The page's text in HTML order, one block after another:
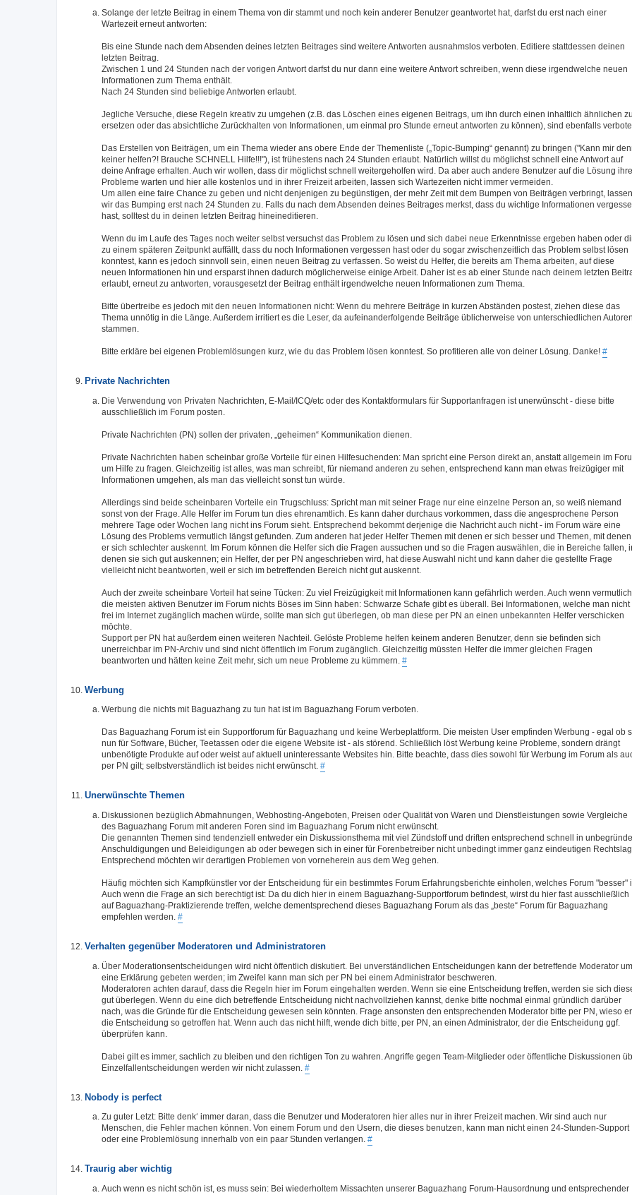
Solange der letzte Beitrag in einem Thema von dir stammt und noch kein anderer Benutzer geantwortet hat, darfst du erst nach einer
Wartezeit erneut antworten:
Bis eine Stunde nach dem Absenden deines letzten Beitrages sind weitere Antworten ausnahmslos verboten. Editiere stattdessen deinen
letzten Beitrag.
Zwischen 1 und 24 Stunden nach der vorigen Antwort darfst du nur dann eine weitere Antwort schreiben, wenn diese irgendwelche neuen
Informationen zum Thema enthält.
Nach 24 Stunden sind beliebige Antworten erlaubt.
Jegliche Versuche, diese Regeln kreativ zu umgehen (z.B. das Löschen eines eigenen Beitrags, um ihn durch einen inhaltlich ähnlichen zu
ersetzen oder das absichtliche Zurückhalten von Informationen, um einmal pro Stunde erneut antworten zu können), sind ebenfalls
Das Erstellen von Beiträgen, um ein Thema wieder ans obere Ende der Themenliste („Topic-Bumping“ genannt) zu bringen ("Kann mir
keiner helfen?! Brauche SCHNELL Hilfe!!!"), ist frühestens nach 24 Stunden erlaubt. Natürlich willst du möglichst schnell eine Antwort auf
deine Anfrage erhalten. Auch wir wollen, dass dir möglichst schnell weitergeholfen wird. Da aber auch andere Benutzer auf die Lösung
Probleme warten und hier alle kostenlos und in ihrer Freizeit arbeiten, lassen sich Wartezeiten nicht immer vermeiden.
Um allen eine faire Chance zu geben und nicht denjenigen zu begünstigen, der mehr Zeit mit dem Bumpen von Beiträgen verbringt, lassen
wir das Bumping erst nach 24 Stunden zu. Falls du nach dem Absenden deines Beitrages merkst, dass du wichtige Informationen
hast, solltest du in deinen letzten Beitrag hineineditieren.
Wenn du im Laufe des Tages noch weiter selbst versuchst das Problem zu lösen und sich dabei neue Erkenntnisse ergeben haben oder
zu einem späteren Zeitpunkt auffällt, dass du noch Informationen vergessen hast oder du sogar zwischenzeitlich das Problem selbst lösen
konntest, kann es jedoch sinnvoll sein, einen neuen Beitrag zu verfassen. So weist du Helfer, die bereits am Thema arbeiten, auf diese
neuen Informationen hin und ersparst ihnen dadurch möglicherweise einige Arbeit. Daher ist es ab einer Stunde nach deinem letzten
erlaubt, erneut zu antworten, vorausgesetzt der Beitrag enthält irgendwelche neuen Informationen zum Thema.
Bitte übertreibe es jedoch mit den neuen Informationen nicht: Wenn du mehrere Beiträge in kurzen Abständen postest, ziehen diese das
Thema unnötig in die Länge. Außerdem irritiert es die Leser, da aufeinanderfolgende Beiträge üblicherweise von unterschiedlichen Autoren
stammen.
Bitte erkläre bei eigenen Problemlösungen kurz, wie du das Problem lösen konntest. So profitieren alle von deiner Lösung. Danke! #
Private Nachrichten
Die Verwendung von Privaten Nachrichten, E-Mail/ICQ/etc oder des Kontaktformulars für Supportanfragen ist unerwünscht - diese bitte
ausschließlich im Forum posten.
Private Nachrichten (PN) sollen der privaten, „geheimen“ Kommunikation dienen.
Private Nachrichten haben scheinbar große Vorteile für einen Hilfesuchenden: Man spricht eine Person direkt an, anstatt allgemein im
um Hilfe zu fragen. Gleichzeitig ist alles, was man schreibt, für niemand anderen zu sehen, entsprechend kann man etwas freizügiger mit
Informationen umgehen, als man das vielleicht sonst tun würde.
Allerdings sind beide scheinbaren Vorteile ein Trugschluss: Spricht man mit seiner Frage nur eine einzelne Person an, so weiß niemand
sonst von der Frage. Alle Helfer im Forum tun dies ehrenamtlich. Es kann daher durchaus vorkommen, dass die angesprochene Person
mehrere Tage oder Wochen lang nicht ins Forum sieht. Entsprechend bekommt derjenige die Nachricht auch nicht - im Forum wäre eine
Lösung des Problems vermutlich längst gefunden. Zum anderen hat jeder Helfer Themen mit denen er sich besser und Themen, mit denen
er sich schlechter auskennt. Im Forum können die Helfer sich die Fragen aussuchen und so die Fragen auswählen, die in Bereiche fallen,
denen sie sich gut auskennen; ein Helfer, der per PN angeschrieben wird, hat diese Auswahl nicht und kann daher die gestellte Frage
vielleicht nicht beantworten, weil er sich im betreffenden Bereich nicht gut auskennt.
Auch der zweite scheinbare Vorteil hat seine Tücken: Zu viel Freizügigkeit mit Informationen kann gefährlich werden. Auch wenn vermutlich
die meisten aktiven Benutzer im Forum nichts Böses im Sinn haben: Schwarze Schafe gibt es überall. Bei Informationen, welche man nicht
frei im Internet zugänglich machen würde, sollte man sich gut überlegen, ob man diese per PN an einen unbekannten Helfer verschicken
möchte.
Support per PN hat außerdem einen weiteren Nachteil. Gelöste Probleme helfen keinem anderen Benutzer, denn sie befinden sich
unerreichbar im PN-Archiv und sind nicht öffentlich im Forum zugänglich. Gleichzeitig müssten Helfer die immer gleichen Fragen
beantworten und hätten keine Zeit mehr, sich um neue Probleme zu kümmern. #
Werbung
Werbung die nichts mit Baguazhang zu tun hat ist im Baguazhang Forum verboten.
Das Baguazhang Forum ist ein Supportforum für Baguazhang und keine Werbeplattform. Die meisten User empfinden Werbung - egal ob
nun für Software, Bücher, Teetassen oder die eigene Website ist - als störend. Schließlich löst Werbung keine Probleme, sondern drängt
unbenötigte Produkte auf oder weist auf aktuell uninteressante Websites hin. Bitte beachte, dass dies sowohl für Werbung im Forum als
per PN gilt; selbstverständlich ist beides nicht erwünscht. #
Unerwünschte Themen
Diskussionen bezüglich Abmahnungen, Webhosting-Angeboten, Preisen oder Qualität von Waren und Dienstleistungen sowie Vergleiche
des Baguazhang Forum mit anderen Foren sind im Baguazhang Forum nicht erwünscht.
Die genannten Themen sind tendenziell entweder ein Diskussionsthema mit viel Zündstoff und driften entsprechend schnell in
Anschuldigungen und Beleidigungen ab oder bewegen sich in einer für Forenbetreiber nicht unbedingt immer ganz eindeutigen
Entsprechend möchten wir derartigen Problemen von vorneherein aus dem Weg gehen.
Häufig möchten sich Kampfkünstler vor der Entscheidung für ein bestimmtes Forum Erfahrungsberichte einholen, welches Forum "besser"
Auch wenn die Frage an sich berechtigt ist: Da du dich hier in einem Baguazhang-Supportforum befindest, wirst du hier fast ausschließlich
auf Baguazhang-Praktizierende treffen, welche dementsprechend dieses Baguazhang Forum als das „beste“ Forum für Baguazhang
empfehlen werden. #
Verhalten gegenüber Moderatoren und Administratoren
Über Moderationsentscheidungen wird nicht öffentlich diskutiert. Bei unverständlichen Entscheidungen kann der betreffende Moderator um
eine Erklärung gebeten werden; im Zweifel kann man sich per PN bei einem Administrator beschweren.
Moderatoren achten darauf, dass die Regeln hier im Forum eingehalten werden. Wenn sie eine Entscheidung treffen, werden sie sich
gut überlegen. Wenn du eine dich betreffende Entscheidung nicht nachvollziehen kannst, denke bitte nochmal einmal gründlich darüber
nach, was die Gründe für die Entscheidung gewesen sein könnten. Frage ansonsten den entsprechenden Moderator bitte per PN, wieso er
die Entscheidung so getroffen hat. Wenn auch das nicht hilft, wende dich bitte, per PN, an einen Administrator, der die Entscheidung ggf.
überprüfen kann.
Dabei gilt es immer, sachlich zu bleiben und den richtigen Ton zu wahren. Angriffe gegen Team-Mitglieder oder öffentliche Diskussionen
Einzelfallentscheidungen werden wir nicht zulassen. #
Nobody is perfect
Zu guter Letzt: Bitte denk‘ immer daran, dass die Benutzer und Moderatoren hier alles nur in ihrer Freizeit machen. Wir sind auch nur
Menschen, die Fehler machen können. Von einem Forum und den Usern, die dieses benutzen, kann man nicht einen 24-Stunden-Support
oder eine Problemlösung innerhalb von ein paar Stunden verlangen. #
Traurig aber wichtig
Auch wenn es nicht schön ist, es muss sein: Bei wiederholtem Missachten unserer Baguazhang Forum-Hausordnung und entsprechender